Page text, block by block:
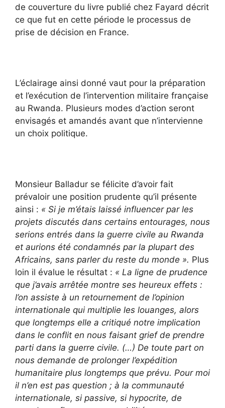
de couverture du livre publié chez Fayard décrit
ce que fut en cette période le processus de
prise de décision en France.
L’éclairage ainsi donné vaut pour la préparation
et l’exécution de l’intervention militaire française
au Rwanda. Plusieurs modes d’action seront
envisagés et amandés avant que n’intervienne
un choix politique.
Monsieur Balladur se félicite d’avoir fait
prévaloir une position prudente qu’il présente
ainsi : « Si je m’étais laissé influencer par les
projets discutés dans certains entourages, nous
serions entrés dans la guerre civile au Rwanda
et aurions été condamnés par la plupart des
Africains, sans parler du reste du monde ». Plus
loin il évalue le résultat : « La ligne de prudence
que j’avais arrêtée montre ses heureux effets :
l’on assiste à un retournement de l’opinion
internationale qui multiplie les louanges, alors
que longtemps elle a critiqué notre implication
dans le conflit en nous faisant grief de prendre
parti dans la guerre civile. (…) De toute part on
nous demande de prolonger l’expédition
humanitaire plus longtemps que prévu. Pour moi
il n’en est pas question ; à la communauté
internationale, si passive, si hypocrite, de